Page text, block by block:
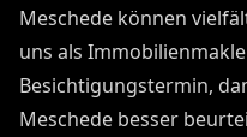
Meschede können
uns als
Besichtigungstermin,
Meschede besser